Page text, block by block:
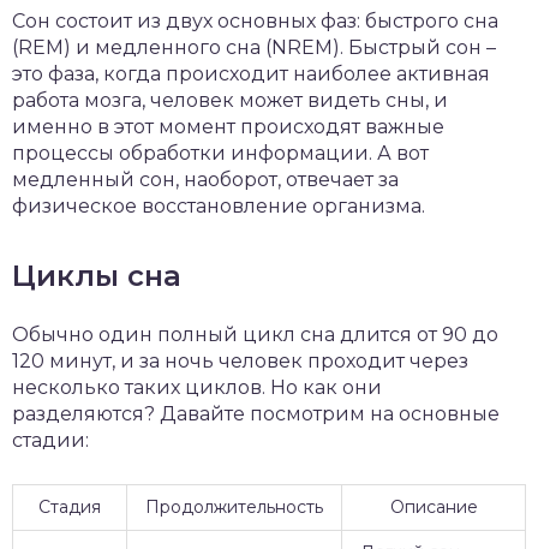
Сон состоит из двух основных фаз: быстрого сна
(REM) и медленного сна (NREM). Быстрый сон –
это фаза, когда происходит наиболее активная
работа мозга, человек может видеть сны, и
именно в этот момент происходят важные
процессы обработки информации. А вот
медленный сон, наоборот, отвечает за
физическое восстановление организма.
Циклы сна
Обычно один полный цикл сна длится от 90 до
120 минут, и за ночь человек проходит через
несколько таких циклов. Но как они
разделяются? Давайте посмотрим на основные
стадии:
Стадия Продолжительность Описание